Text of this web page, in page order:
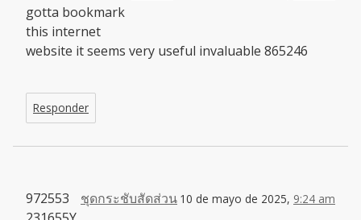
gotta bookmark
this internet
website it seems very useful invaluable 865246
Responder
ชุดกระชับสัดส่วน 10 de mayo de 2025, 9:24 am
972553